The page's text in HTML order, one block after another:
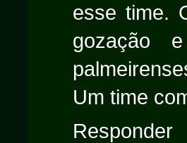
esse time.
gozação
Um time
Responder